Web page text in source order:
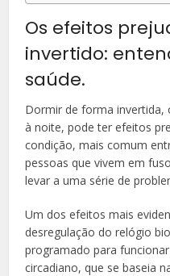
Os efeitos
invertido:
saúde.
Dormir de forma invertida,
à noite, pode ter efeitos
condição, mais comum
pessoas que vivem em
levar a uma série de
Um dos efeitos mais
desregulação do relógio
programado para
circadiano, que se baseia